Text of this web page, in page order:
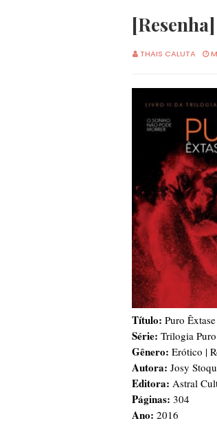
THAIS CALUTA
Título: Puro
Série: Trilogia
Gênero: Erótico |
Autora: Josy
Editora: Astral
Páginas: 304
Ano: 2016